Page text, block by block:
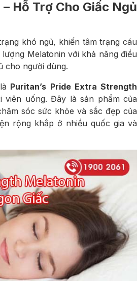
– Hỗ Trợ Cho Giấc Ngủ
khó ngủ, khiến tâm trạng cáu
Melatonin với khả năng điều
cho người dùng.
Puritan’s Pride Extra Strength
viên uống. Đây là sản phẩm của
sóc sức khỏe và sắc đẹp của
rộng khắp ở nhiều quốc gia và